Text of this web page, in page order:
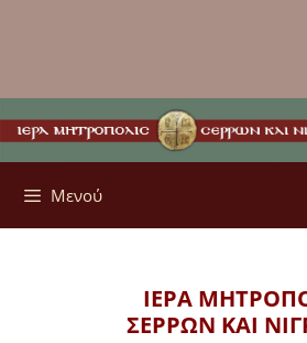
Μενού
ΙΕΡΑ
ΣΕΡΡΩΝ ΚΑΙ